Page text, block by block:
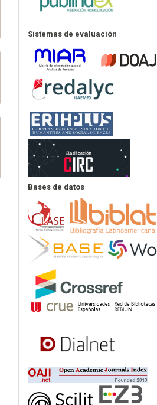
Sistemas de evaluación
Bases de datos